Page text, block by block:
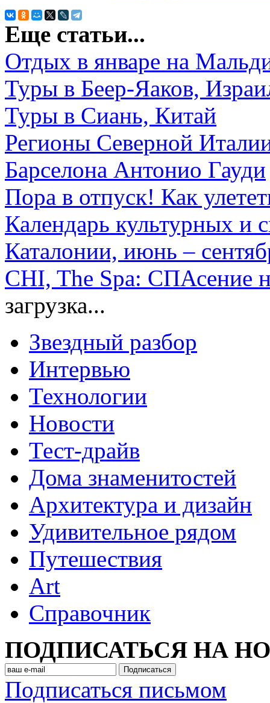
Еще статьи...
Отдых в январе на
Туры в Беер-Яаков,
Туры в Сиань, Китай
Регионы Северной
Барселона Антонио Гауди
Пора в отпуск! Как
Календарь культурных и
Каталонии, июнь –
CHI, The Spa: СПАсение
загрузка...
Звездный разбор
Интервью
Технологии
Новости
Тест-драйв
Дома знаменитостей
Архитектура и дизайн
Удивительное рядом
Путешествия
Art
Cправочник
ПОДПИСАТЬСЯ НА
Подписаться письмом